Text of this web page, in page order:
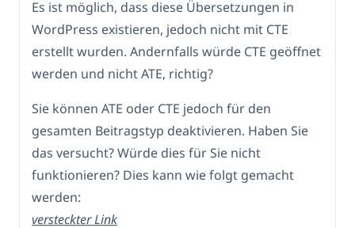
Es ist möglich, dass diese Übersetzungen in
WordPress existieren, jedoch nicht mit CTE
erstellt wurden. Andernfalls würde CTE geöffnet
werden und nicht ATE, richtig?
Sie können ATE oder CTE jedoch für den
gesamten Beitragstyp deaktivieren. Haben Sie
das versucht? Würde dies für Sie nicht
funktionieren? Dies kann wie folgt gemacht
werden:
versteckter Link